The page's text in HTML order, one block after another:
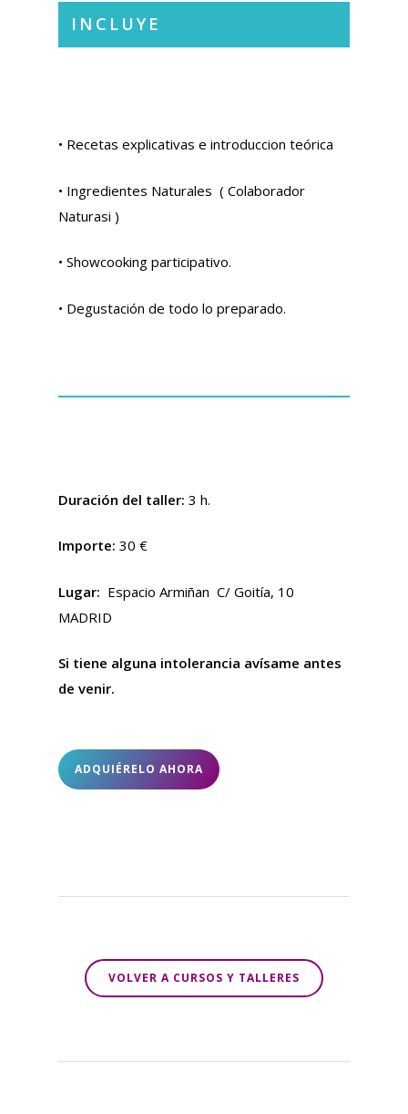
INCLUYE
• Recetas explicativas e introduccion teórica
• Ingredientes Naturales ( Colaborador
Naturasi )
• Showcooking participativo.
• Degustación de todo lo preparado.
Duración del taller: 3 h.
Importe: 30 €
Lugar: Espacio Armiñan C/ Goitía, 10
MADRID
Si tiene alguna intolerancia avísame antes
de venir.
ADQUIÉRELO AHORA
VOLVER A CURSOS Y TALLERES